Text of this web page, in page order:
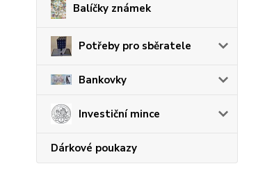
Balíčky známek
Potřeby pro sběratele
Bankovky
Investiční mince
Dárkové poukazy